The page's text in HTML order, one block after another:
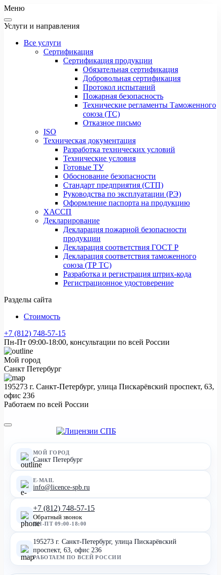
Меню
Услуги и направления
Все услуги
Сертификация
Сертификация продукции
Обязательная сертификация
Добровольная сертификация
Протокол испытаний
Пожарная безопасность
Технические регламенты Таможенного
союза (ТС)
Отказное письмо
ISO
Техническая документация
Разработка технических условий
Технические условия
Готовые ТУ
Обоснование безопасности
Стандарт предприятия (СТП)
Руководства по эксплуатации (РЭ)
Оформление паспорта на продукцию
ХАССП
Декларирование
Декларация пожарной безопасности
продукции
Декларация соответствия ГОСТ Р
Декларация соответствия таможенного
союза (ТР ТС)
Разработка и регистрация штрих-кода
Регистрационное удостоверение
Разделы сайта
Стоимость
+7 (812) 748-57-15
Пн-Пт 09:00-18:00, консультации по всей России
Мой город
Санкт Петербург
195273 г. Санкт-Петербург, улица Пискарёвский проспект, 63,
офис 236
Работаем по всей России
МОЙ ГОРОД
Санкт Петербург
E-MAIL
info@licence-spb.ru
+7 (812) 748-57-15
Обратный звонок
ПН-ПТ 09:00-18:00
195273 г. Санкт-Петербург, улица Пискарёвский
проспект, 63, офис 236
РАБОТАЕМ ПО ВСЕЙ РОССИИ